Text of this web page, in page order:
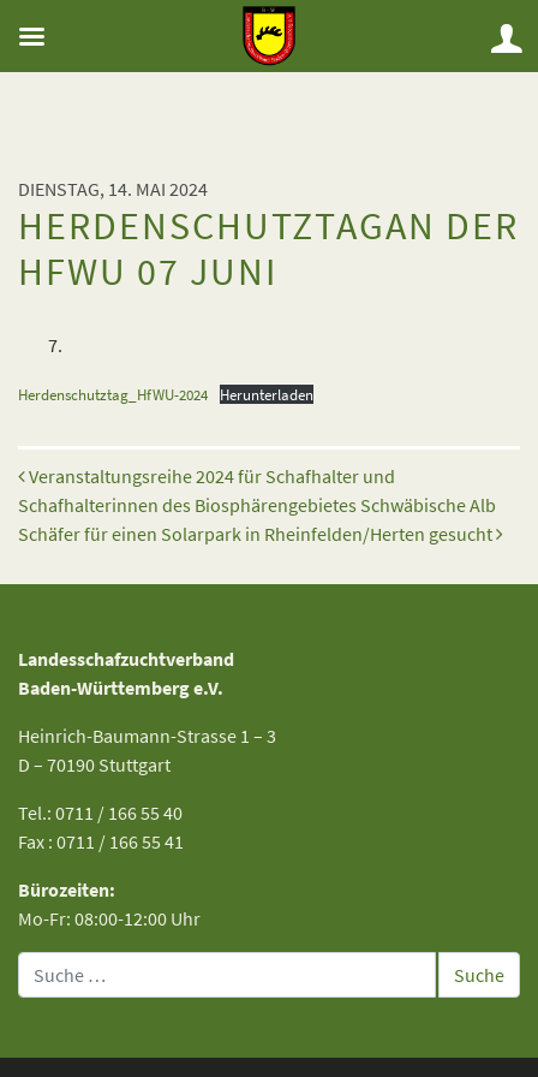
DIENSTAG, 14. MAI 2024
HERDENSCHUTZTAGAN DER
HFWU 07 JUNI
Herdenschutztag_HfWU-2024 Herunterladen
Beitrags-Navigation
Veranstaltungsreihe 2024 für Schafhalter und
Schafhalterinnen des Biosphärengebietes Schwäbische Alb
Schäfer für einen Solarpark in Rheinfelden/Herten gesucht
Landesschafzuchtverband
Baden-Württemberg e.V.
Heinrich-Baumann-Strasse 1 – 3
D – 70190 Stuttgart
Tel.: 0711 / 166 55 40
Fax : 0711 / 166 55 41
Bürozeiten:
Mo-Fr: 08:00-12:00 Uhr
Suche